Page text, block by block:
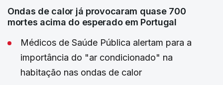
Ondas de calor já provocaram quase 700
mortes acima do esperado em Portugal
Médicos de Saúde Pública alertam para a
importância do "ar condicionado" na
habitação nas ondas de calor